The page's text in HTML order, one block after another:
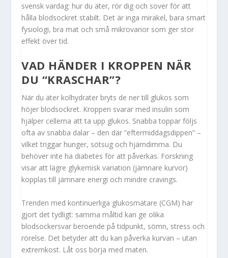
svensk vardag: hur du äter, rör dig och sover för att
hålla blodsockret stabilt. Det är inga mirakel, bara smart
fysiologi, bra mat och små mikrovanor som ger stor
effekt över tid.
VAD HÄNDER I KROPPEN NÄR
DU “KRASCHAR”?
När du äter kolhydrater bryts de ner till glukos som
höjer blodsockret. Kroppen svarar med insulin som
hjälper cellerna att ta upp glukos. Snabba toppar följs
ofta av snabba dalar – den där “eftermiddagsdippen” –
vilket triggar hunger, sötsug och hjärndimma. Du
behöver inte ha diabetes för att påverkas. Forskning
visar att lägre glykemisk variation (jämnare kurvor)
kopplas till jämnare energi och mindre cravings.
Trenden med kontinuerliga glukosmätare (CGM) har
gjort det tydligt: samma måltid kan ge olika
blodsockersvar beroende på tidpunkt, sömn, stress och
rörelse. Det betyder att du kan påverka kurvan – utan
extremkost. Låt oss börja med maten.